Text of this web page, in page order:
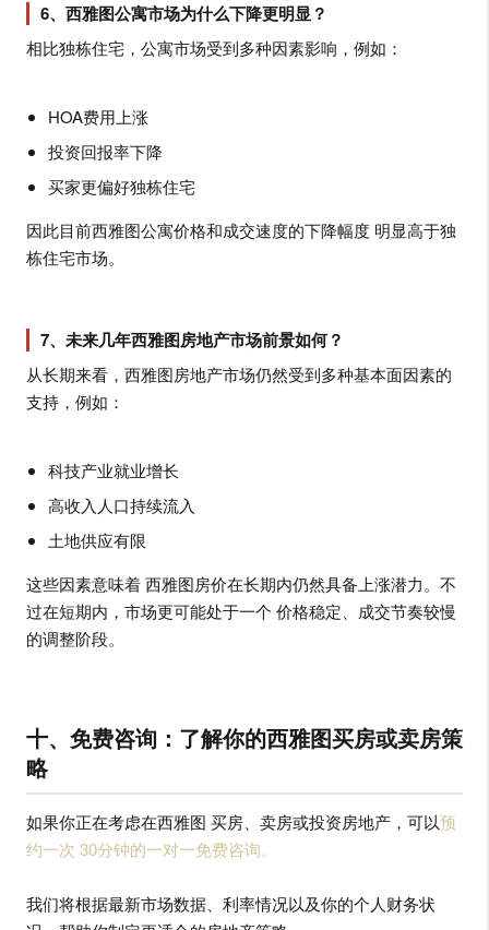
6、西雅图公寓市场为什么下降更明显？
相比独栋住宅，公寓市场受到多种因素影响，例如：
HOA费用上涨
投资回报率下降
买家更偏好独栋住宅
因此目前西雅图公寓价格和成交速度的下降幅度 明显高于独
栋住宅市场。
7、未来几年西雅图房地产市场前景如何？
从长期来看，西雅图房地产市场仍然受到多种基本面因素的
支持，例如：
科技产业就业增长
高收入人口持续流入
土地供应有限
这些因素意味着 西雅图房价在长期内仍然具备上涨潜力。不
过在短期内，市场更可能处于一个 价格稳定、成交节奏较慢
的调整阶段。
十、免费咨询：了解你的西雅图买房或卖房策
略
如果你正在考虑在西雅图 买房、卖房或投资房地产，可以预
约一次 30分钟的一对一免费咨询。
我们将根据最新市场数据、利率情况以及你的个人财务状